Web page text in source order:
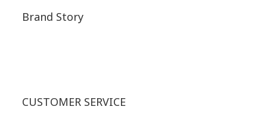
Brand Story
CUSTOMER SERVICE